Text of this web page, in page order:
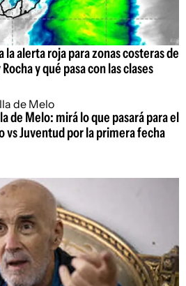
alerta roja para zonas costeras de
y qué pasa con las clases
de Melo: mirá lo que pasará para el
vs Juventud por la primera fecha